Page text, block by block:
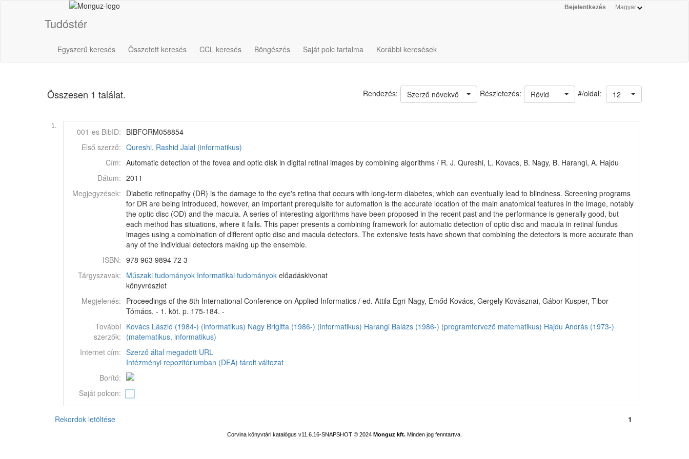
Bejelentkezés
Tudóstér
Egyszerű keresés Összetett keresés CCL keresés Böngészés Saját polc tartalma Korábbi keresések
Összesen 1 találat. #/oldal: 12
Rövid
Részletezés:
Rendezés: Szerző növekvő
1.
001-es BibID: BIBFORM058854
Első szerző: Qureshi, Rashid Jalal (informatikus)
Cím: Automatic detection of the fovea and optic disk in digital retinal images by combining algorithms / R. J. Qureshi, L. Kovacs, B. Nagy, B. Harangi, A. Hajdu
Dátum: 2011
Megjegyzések: Diabetic retinopathy (DR) is the damage to the eye's retina that occurs with long-term diabetes, which can eventually lead to blindness. Screening programs
for DR are being introduced, however, an important prerequisite for automation is the accurate location of the main anatomical features in the image, notably
the optic disc (OD) and the macula. A series of interesting algorithms have been proposed in the recent past and the performance is generally good, but
each method has situations, where it fails. This paper presents a combining framework for automatic detection of optic disc and macula in retinal fundus
images using a combination of different optic disc and macula detectors. The extensive tests have shown that combining the detectors is more accurate than
any of the individual detectors making up the ensemble.
ISBN: 978 963 9894 72 3
Tárgyszavak: Műszaki tudományok Informatikai tudományok előadáskivonat
könyvrészlet
Megjelenés: Proceedings of the 8th International Conference on Applied Informatics / ed. Attila Egri-Nagy, Emőd Kovács, Gergely Kovásznai, Gábor Kusper, Tibor
Tómács. - 1. köt. p. 175-184. -
További
szerzők:
Kovács László (1984-) (informatikus) Nagy Brigitta (1986-) (informatikus) Harangi Balázs (1986-) (programtervező matematikus) Hajdu András (1973-)
(matematikus, informatikus)
Internet cím: Szerző által megadott URL
Intézményi repozitóriumban (DEA) tárolt változat
Borító:
Saját polcon:
Rekordok letöltése 1
Corvina könyvtári katalógus v11.6.16-SNAPSHOT © 2024 Monguz kft. Minden jog fenntartva.